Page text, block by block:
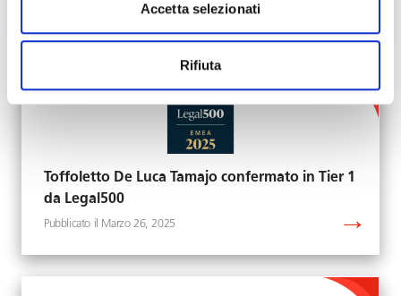
Accetta selezionati
Rifiuta
Marzo 31, 2025
Toffoletto De Luca Tamajo confermato in Tier 1
da Legal500
Marzo 26, 2025